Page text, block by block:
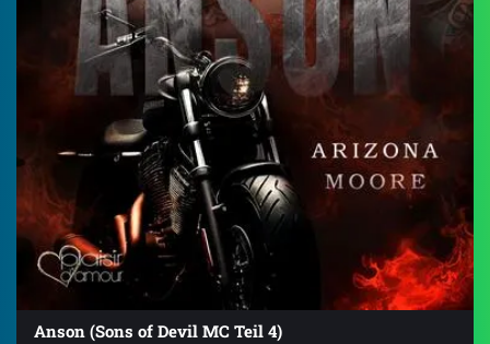
Anson (Sons of Devil MC Teil 4)